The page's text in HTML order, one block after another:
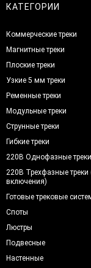
КАТЕГОРИИ
Коммерческие треки
Магнитные треки
Плоские треки
Узкие 5 мм треки
Ременные треки
Модульные треки
Струнные треки
Гибкие треки
220В Однофазные треки
220В Трехфазные треки
включения)
Готовые трековые
Споты
Люстры
Подвесные
Настенные